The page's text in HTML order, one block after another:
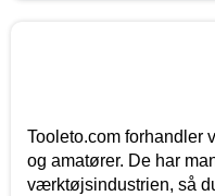
Tooleto.com forhandler
og amatører. De har
værktøjsindustrien, så